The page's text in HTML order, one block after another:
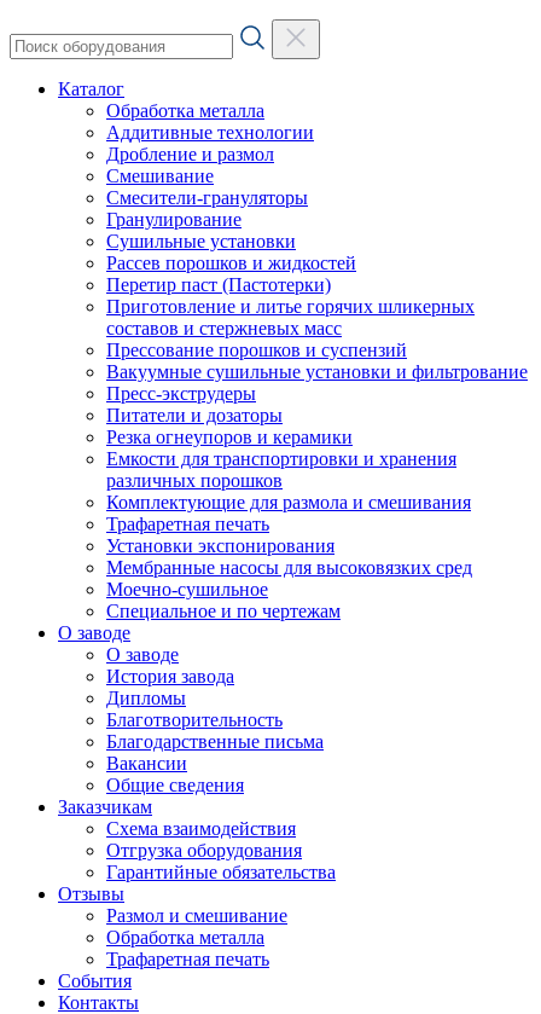
Каталог
Обработка металла
Аддитивные технологии
Дробление и размол
Смешивание
Смесители-грануляторы
Гранулирование
Сушильные установки
Рассев порошков и жидкостей
Перетир паст (Пастотерки)
Приготовление и литье горячих шликерных
составов и стержневых масс
Прессование порошков и суспензий
Вакуумные сушильные установки и фильтрование
Пресс-экструдеры
Питатели и дозаторы
Резка огнеупоров и керамики
Емкости для транспортировки и хранения
различных порошков
Комплектующие для размола и смешивания
Трафаретная печать
Установки экспонирования
Мембранные насосы для высоковязких сред
Моечно-сушильное
Специальное и по чертежам
О заводе
О заводе
История завода
Дипломы
Благотворительность
Благодарственные письма
Вакансии
Общие сведения
Заказчикам
Схема взаимодействия
Отгрузка оборудования
Гарантийные обязательства
Отзывы
Размол и смешивание
Обработка металла
Трафаретная печать
События
Контакты